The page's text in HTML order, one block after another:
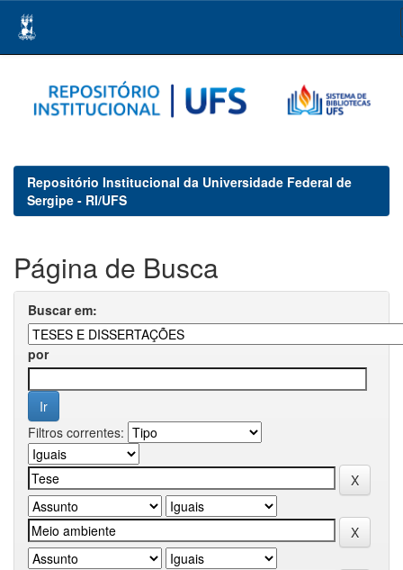
navigation
Repositório Institucional da Universidade Federal de
Sergipe - RI/UFS
Página de Busca
Buscar em:
por
Filtros correntes: